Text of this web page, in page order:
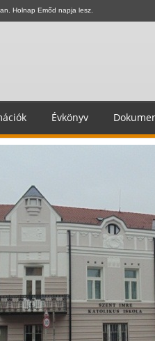
Holnap Emőd napja lesz.
Évkönyv